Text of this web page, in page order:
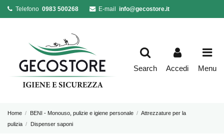
Telefono0983 500268 E-mail info@gecostore.it
Search Accedi Menu
Home BENI - Monouso, pulizie e igiene personale
Attrezzature per la
pulizia
Dispenser saponi